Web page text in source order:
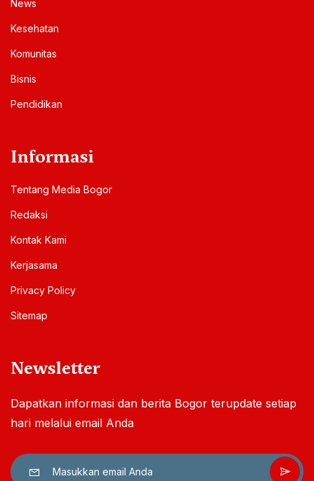
News
Kesehatan
Komunitas
Bisnis
Pendidikan
Informasi
Tentang Media Bogor
Redaksi
Kontak Kami
Kerjasama
Privacy Policy
Sitemap
Newsletter
Dapatkan informasi dan berita Bogor terupdate setiap
hari melalui email Anda